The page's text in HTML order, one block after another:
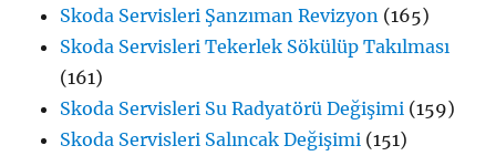
Skoda Servisleri Şanzıman Revizyon (165)
Skoda Servisleri Tekerlek Sökülüp Takılması
(161)
Skoda Servisleri Su Radyatörü Değişimi (159)
Skoda Servisleri Salıncak Değişimi (151)